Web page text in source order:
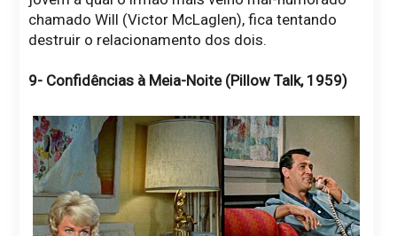
chamado Will (Victor McLaglen), fica tentando
destruir o relacionamento dos dois.
9- Confidências à Meia-Noite (Pillow Talk, 1959)